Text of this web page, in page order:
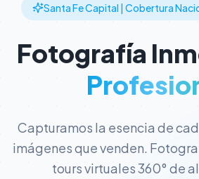
Santa Fe Capital | Cobertura
Fotografía
Capturamos la esencia de
imágenes que venden.
tours virtuales 360° de